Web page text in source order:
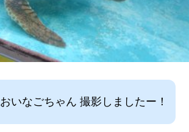
おいなごちゃん 撮影しましたー！